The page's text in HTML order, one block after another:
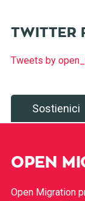
TWITTER
Tweets by
Sostienici
OPEN
Open Migration